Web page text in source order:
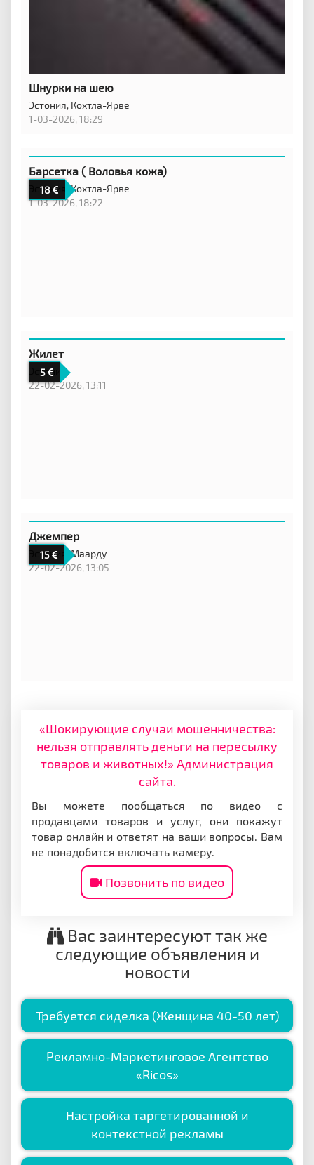
Шнурки на шею
Эстония, Кохтла-Ярве
1-03-2026, 18:29
18
Барсетка ( Воловья кожа)
Эстония,Кохтла-Ярве
1-03-2026, 18:22
5
Жилет
Эстония,
22-02-2026, 13:11
15
Джемпер
Эстония,Маарду
22-02-2026, 13:05
«Шокирующие случаи мошенничества:
нельзя отправлять деньги на пересылку
товаров и животных!» Администрация
сайта.
Вы можете пообщаться по видео с
продавцами товаров и услуг, они покажут
товар онлайн и ответят на ваши вопросы. Вам
не понадобится включать камеру.
Позвонить по видео
Вас заинтересуют так же
следующие объявления и
новости
Требуется сиделка (Женщина 40-50 лет)
Рекламно-Маркетинговое Агентство
«Ricos»
Настройка таргетированной и
контекстной рекламы